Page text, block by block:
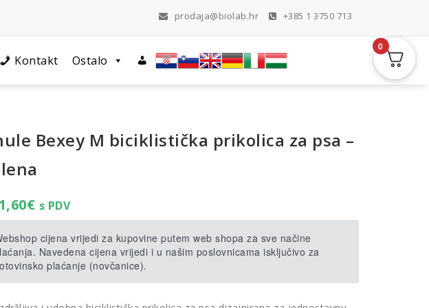
prodaja@biolab.hr +385 1 3750 713
Kontakt Ostalo
Bexey M biciklistička prikolica za psa –
€ s PDV
cijena vrijedi za kupovine putem web shopa za sve načine
Navedena cijena vrijedi i u našim poslovnicama isključivo za
plaćanje (novčanice).
0